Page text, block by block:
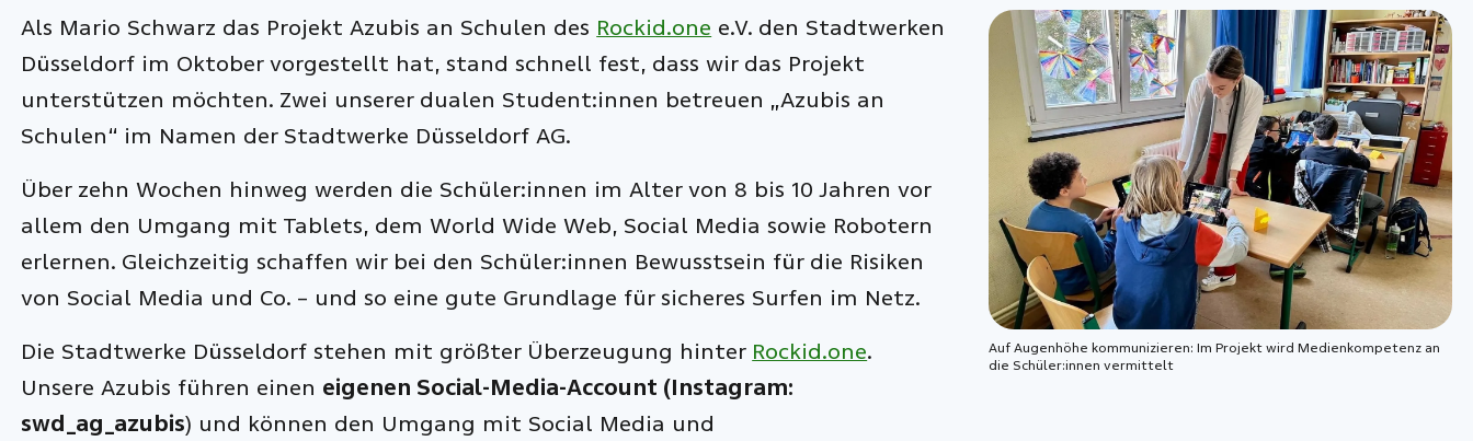
Als Mario Schwarz das Projekt Azubis an Schulen des Rockid.one e.V. den Stadtwerken
Düsseldorf im Oktober vorgestellt hat, stand schnell fest, dass wir das Projekt
unterstützen möchten. Zwei unserer dualen Student:innen betreuen „Azubis an
Schulen“ im Namen der Stadtwerke Düsseldorf AG.
Über zehn Wochen hinweg werden die Schüler:innen im Alter von 8 bis 10 Jahren vor
allem den Umgang mit Tablets, dem World Wide Web, Social Media sowie Robotern
erlernen. Gleichzeitig schaffen wir bei den Schüler:innen Bewusstsein für die Risiken
von Social Media und Co. – und so eine gute Grundlage für sicheres Surfen im Netz.
Die Stadtwerke Düsseldorf stehen mit größter Überzeugung hinter Rockid.one.
Unsere Azubis führen einen eigenen Social-Media-Account (Instagram:
swd_ag_azubis) und können den Umgang mit Social Media und
Auf Augenhöhe kommunizieren: Im Projekt wird Medienkompetenz an
die Schüler:innen vermittelt